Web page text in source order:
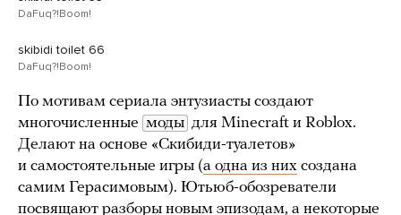
DaFuq?!Boom!
skibidi toilet 66
DaFuq?!Boom!
По мотивам сериала энтузиасты создают
многочисленные моды для Minecraft и Roblox.
Делают на основе «Скибиди-туалетов»
и самостоятельные игры (а одна из них создана
самим Герасимовым). Ютьюб-обозреватели
посвящают разборы новым эпизодам, а некоторые